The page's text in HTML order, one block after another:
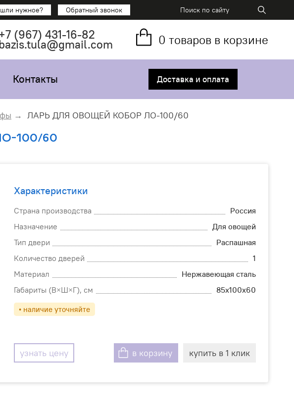
нужное? Обратный звонок
(967) 431-16-82 0 товаров в корзине
Контакты Доставка и оплата
ЛАРЬ ДЛЯ ОВОЩЕЙ КОБОР ЛО-100/60
100/60
Характеристики
Страна производства
Россия
Назначение
Для овощей
Тип двери
Распашная
Количество дверей
1
Материал
Нержавеющая сталь
Габариты (В×Ш×Г), см
85х100х60
• наличие уточняйте
узнать цену в корзину купить в 1 клик